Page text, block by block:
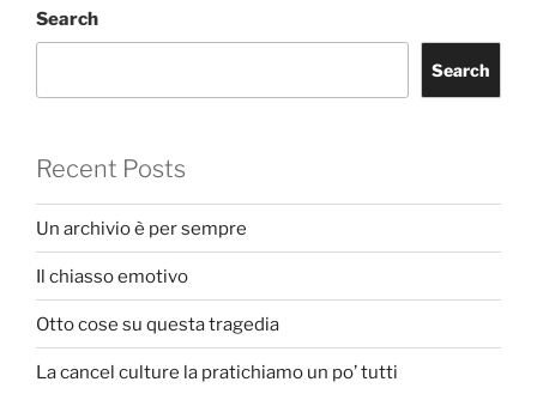
Search
Search
Recent Posts
Un archivio è per sempre
Il chiasso emotivo
Otto cose su questa tragedia
La cancel culture la pratichiamo un po’ tutti